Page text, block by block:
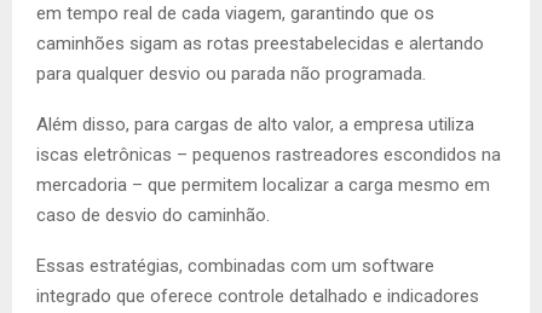
em tempo real de cada viagem, garantindo que os
caminhões sigam as rotas preestabelecidas e alertando
para qualquer desvio ou parada não programada.
Além disso, para cargas de alto valor, a empresa utiliza
iscas eletrônicas – pequenos rastreadores escondidos na
mercadoria – que permitem localizar a carga mesmo em
caso de desvio do caminhão.
Essas estratégias, combinadas com um software
integrado que oferece controle detalhado e indicadores